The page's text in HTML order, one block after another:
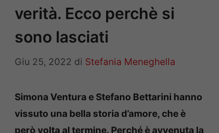
verità. Ecco perchè si
sono lasciati
Giu 25, 2022 di Stefania Meneghella
Simona Ventura e Stefano Bettarini hanno
vissuto una bella storia d’amore, che è
però volta al termine. Perché è avvenuta la